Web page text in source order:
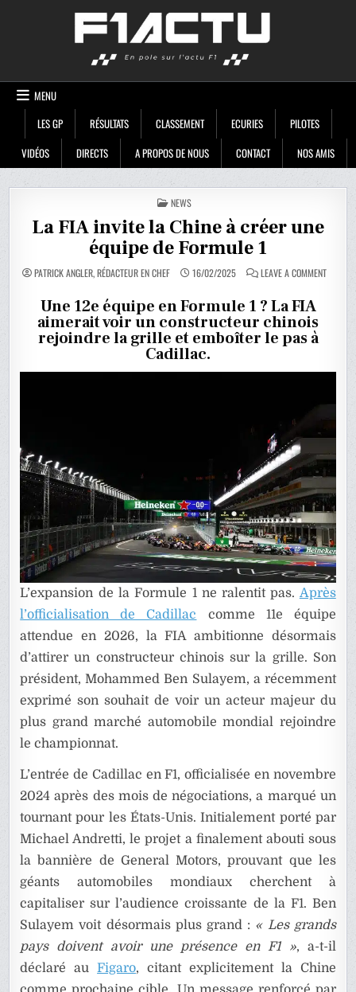
MENU
LES GP
RÉSULTATS CLASSEMENT ECURIES
PILOTES
VIDÉOS
DIRECTS A PROPOS DE NOUS CONTACT NOS AMIS
POSTED
IN
NEWS
La FIA invite la Chine à créer une
équipe de Formule 1
PATRICK ANGLER, RÉDACTEUR EN CHEF 16/02/2025 LEAVE A COMMENTON
LA
Une 12e équipe en Formule 1 ? La FIA
aimerait voir un constructeur chinois
rejoindre la grille et emboîter le pas à
Cadillac.
L’expansion de la Formule 1 ne ralentit pas. Après
l’officialisation de Cadillac comme 11e équipe
attendue en 2026, la FIA ambitionne désormais
d’attirer un constructeur chinois sur la grille. Son
président, Mohammed Ben Sulayem, a récemment
exprimé son souhait de voir un acteur majeur du
plus grand marché automobile mondial rejoindre
le championnat.
L’entrée de Cadillac en F1, officialisée en novembre
2024 après des mois de négociations, a marqué un
tournant pour les États-Unis. Initialement porté par
Michael Andretti, le projet a finalement abouti sous
la bannière de General Motors, prouvant que les
géants automobiles mondiaux cherchent à
capitaliser sur l’audience croissante de la F1. Ben
Sulayem voit désormais plus grand : « Les grands
pays doivent avoir une présence en F1 », a-t-il
déclaré auFigaro, citant explicitement la Chine